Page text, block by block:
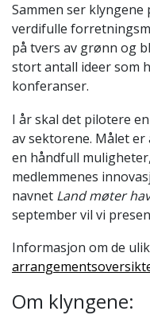
Sammen ser
verdifulle
på tvers av grønn og
stort antall ideer som
konferanser.
I år skal det pilotere
av sektorene. Målet
en håndfull
medlemmenes
navnet Land møter hav
september vil vi
Informasjon om de
Om klyngene: